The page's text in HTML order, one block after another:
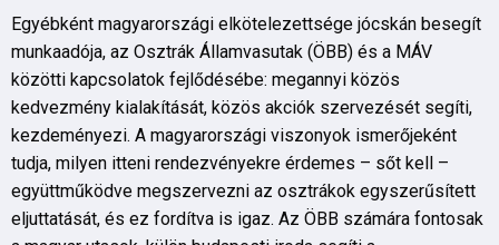
Egyébként magyarországi elkötelezettsége jócskán besegít
munkaadója, az Osztrák Államvasutak (ÖBB) és a MÁV
közötti kapcsolatok fejlődésébe: megannyi közös
kedvezmény kialakítását, közös akciók szervezését segíti,
kezdeményezi. A magyarországi viszonyok ismerőjeként
tudja, milyen itteni rendezvényekre érdemes – sőt kell –
együttműködve megszervezni az osztrákok egyszerűsített
eljuttatását, és ez fordítva is igaz. Az ÖBB számára fontosak